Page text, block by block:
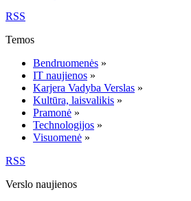
RSS
Temos
Bendruomenės »
IT naujienos »
Karjera Vadyba Verslas »
Kultūra, laisvalikis »
Pramonė »
Technologijos »
Visuomenė »
RSS
Verslo naujienos